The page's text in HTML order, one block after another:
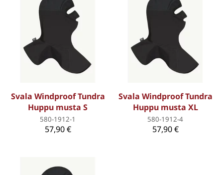
Svala Windproof Tundra
Huppu musta S
580-1912-1
57,90 €
Svala Windproof Tundra
Huppu musta XL
580-1912-4
57,90 €